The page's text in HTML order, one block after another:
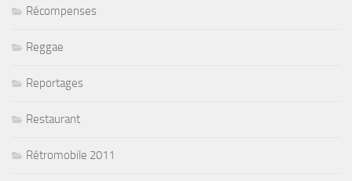
Récompenses
Reggae
Reportages
Restaurant
Rétromobile 2011